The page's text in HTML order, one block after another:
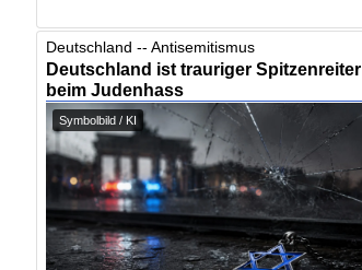
Deutschland -- Antisemitismus
Deutschland ist trauriger Spitzenreiter
beim Judenhass
Symbolbild / KI